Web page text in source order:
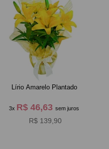
Lírio Amarelo Plantado
3x R$ 46,63sem juros
R$ 139,90